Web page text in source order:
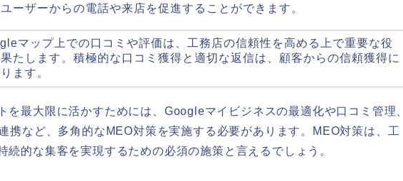
ーザーからの電話や来店を促進することができます。
マップ上での口コミや評価は、工務店の信頼性を高める上で重要な役
たします。積極的な口コミ獲得と適切な返信は、顧客からの信頼獲得に
ます。
を最大限に活かすためには、Googleマイビジネスの最適化や口コミ管理、
携など、多角的なMEO対策を実施する必要があります。MEO対策は、工
続的な集客を実現するための必須の施策と言えるでしょう。